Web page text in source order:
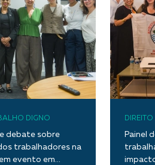
DIGNO
debate sobre
trabalhadores na
evento em
Painel